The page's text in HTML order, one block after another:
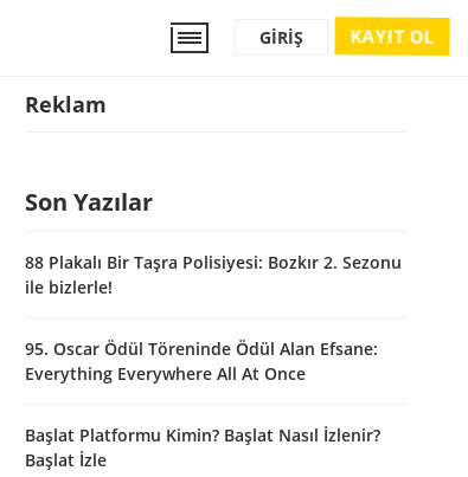
KAYIT OL
GIRIŞ
Reklam
Son Yazılar
88 Plakalı Bir Taşra Polisiyesi: Bozkır 2. Sezonu
ile bizlerle!
95. Oscar Ödül Töreninde Ödül Alan Efsane:
Everything Everywhere All At Once
Başlat Platformu Kimin? Başlat Nasıl İzlenir?
Başlat İzle